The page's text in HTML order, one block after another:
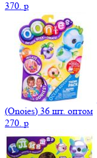
370. p
(Onoies) 36 шт. оптом
270. p